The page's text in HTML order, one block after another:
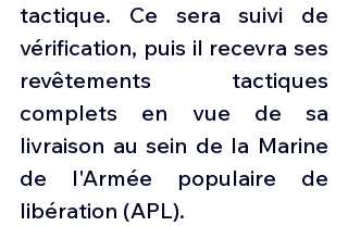
tactique. Ce sera suivi de
vérification, puis il recevra ses
revêtements tactiques
complets en vue de sa
livraison au sein de la Marine
de l'Armée populaire de
libération (APL).